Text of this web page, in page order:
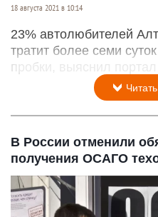
18 августа 2021 в 10:14
23% автолюбителей
тратит более семи
пробки, выяснил
В России отменили
получения ОСАГО